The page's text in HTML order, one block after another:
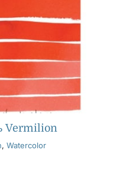
Vermilion
, Watercolor